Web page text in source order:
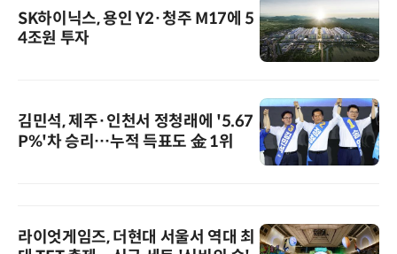
SK하이닉스, 용인 Y2·청주 M17에 5
4조원 투자
김민석, 제주·인천서 정청래에 '5.67
P%'차 승리…누적 득표도 金 1위
라이엇게임즈, 더현대 서울서 역대 최